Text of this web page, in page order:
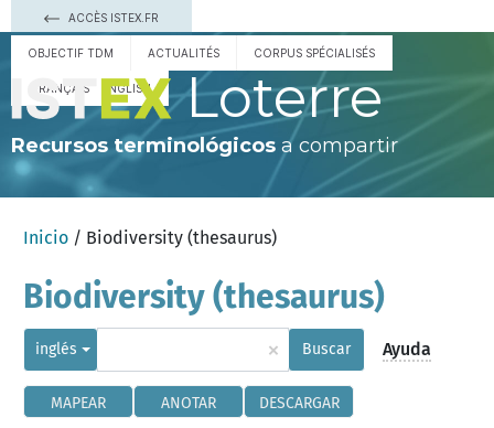
ACCÈS ISTEX.FR
OBJECTIF TDM ACTUALITÉS CORPUS SPÉCIALISÉS
FRANÇAIS ENGLISH Loterre
Recursos terminológicos a compartir
Inicio / Biodiversity (thesaurus)
Biodiversity (thesaurus)
inglés × Buscar Ayuda
MAPEAR ANOTAR DESCARGAR